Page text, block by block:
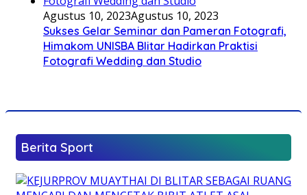
Agustus 10, 2023Agustus 10, 2023
Sukses Gelar Seminar dan Pameran Fotografi,
Himakom UNISBA Blitar Hadirkan Praktisi
Fotografi Wedding dan Studio
Berita Sport